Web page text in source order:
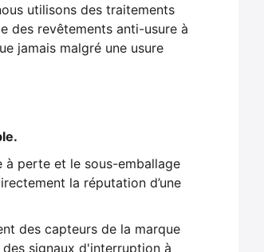
utilisons des traitements
des revêtements anti-usure à
jamais malgré une usure
à perte et le sous-emballage
la réputation d’une
des capteurs de la marque
signaux d'interruption à